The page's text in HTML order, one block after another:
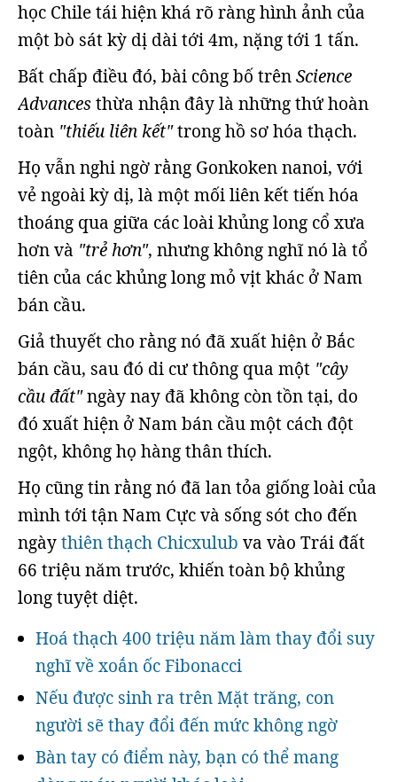
học Chile tái hiện khá rõ ràng hình ảnh của
một bò sát kỳ dị dài tới 4m, nặng tới 1 tấn.
Bất chấp điều đó, bài công bố trênScience
Advancesthừa nhận đây là những thứ hoàn
toàn "thiếu liên kết"trong hồ sơ hóa thạch.
Họ vẫn nghi ngờ rằng Gonkoken nanoi, với
vẻ ngoài kỳ dị, là một mối liên kết tiến hóa
thoáng qua giữa các loài khủng long cổ xưa
hơn và "trẻ hơn", nhưng không nghĩ nó là tổ
tiên của các khủng long mỏ vịt khác ở Nam
bán cầu.
Giả thuyết cho rằng nó đã xuất hiện ở Bắc
bán cầu, sau đó di cư thông qua một "cây
cầu đất"ngày nay đã không còn tồn tại, do
đó xuất hiện ở Nam bán cầu một cách đột
ngột, không họ hàng thân thích.
Họ cũng tin rằng nó đã lan tỏa giống loài của
mình tới tận Nam Cực và sống sót cho đến
ngàythiên thạch Chicxulub va vào Trái đất
66 triệu năm trước, khiến toàn bộ khủng
long tuyệt diệt.
Hoá thạch 400 triệu năm làm thay đổi suy
nghĩ về xoắn ốc Fibonacci
Nếu được sinh ra trên Mặt trăng, con
người sẽ thay đổi đến mức không ngờ
Bàn tay có điểm này, bạn có thể mang